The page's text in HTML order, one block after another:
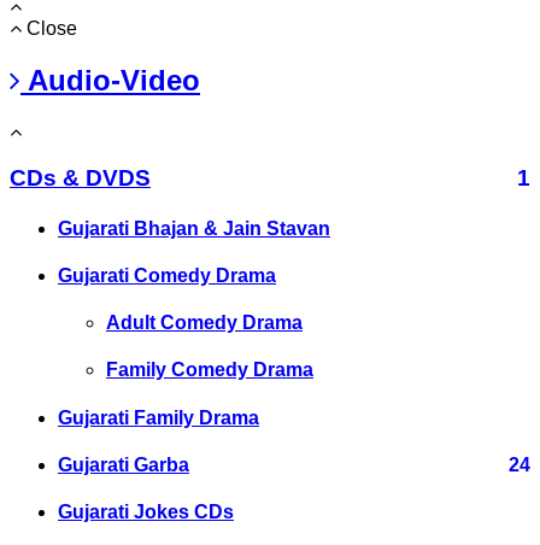
Close
Audio-Video
CDs & DVDS 1
Gujarati Bhajan & Jain Stavan
Gujarati Comedy Drama
Adult Comedy Drama
Family Comedy Drama
Gujarati Family Drama
Gujarati Garba 24
Gujarati Jokes CDs